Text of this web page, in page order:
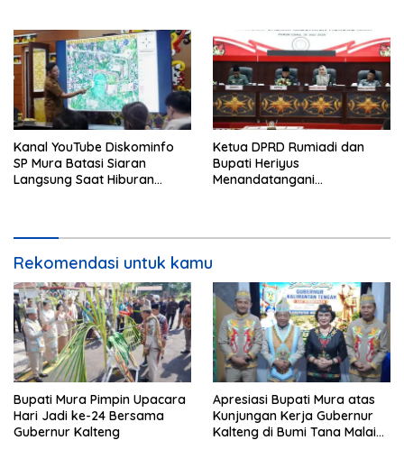
Kanal YouTube Diskominfo
SP Mura Batasi Siaran
Langsung Saat Hiburan
Ketua DPRD Rumiadi dan
Bupati Heriyus
Menandatangani
Rekomendasi untuk kamu
Bupati Mura Pimpin Upacara
Hari Jadi ke-24 Bersama
Gubernur Kalteng
Apresiasi Bupati Mura atas
Kunjungan Kerja Gubernur
Kalteng di Bumi Tana Malai